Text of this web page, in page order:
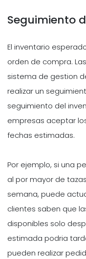
Seguimiento
El inventario
orden de compra.
sistema de gestion
realizar un
seguimiento del
empresas aceptar
fechas estimadas.
Por ejemplo, si una
al por mayor de
semana, puede
clientes saben que
disponibles solo
estimada podria
pueden realizar